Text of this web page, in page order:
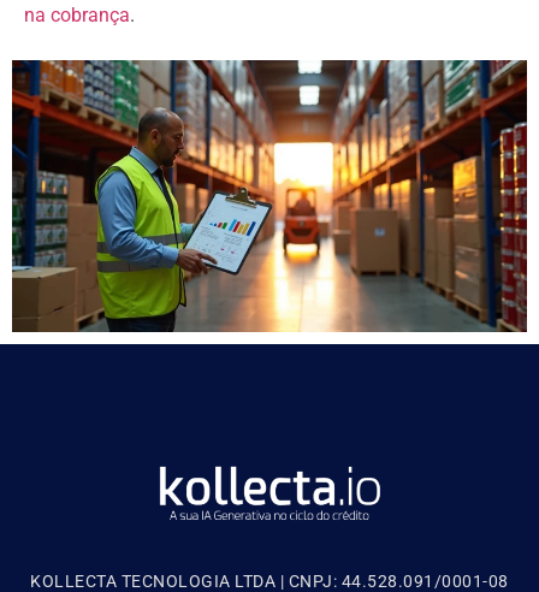
na cobrança.
KOLLECTA TECNOLOGIA LTDA | CNPJ: 44.528.091/0001-08